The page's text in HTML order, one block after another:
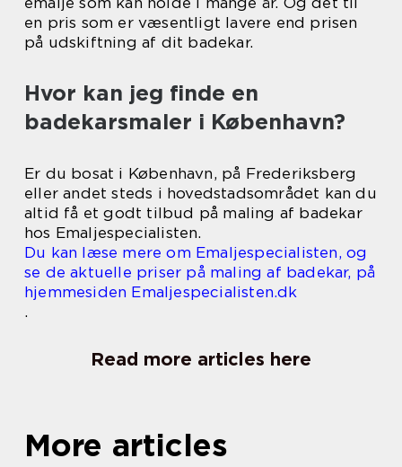
en pris som er væsentligt lavere end prisen
på udskiftning af dit badekar.
Hvor kan jeg finde en
badekarsmaler i København?
Er du bosat i København, på Frederiksberg
eller andet steds i hovedstadsområdet kan du
altid få et godt tilbud på maling af badekar
hos Emaljespecialisten.
Du kan læse mere om Emaljespecialisten, og
se de aktuelle priser på maling af badekar, på
hjemmesiden Emaljespecialisten.dk
.
Read more articles here
More articles